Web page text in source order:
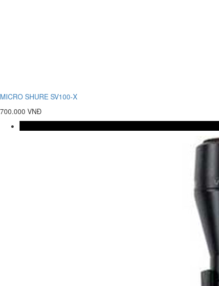
MICRO SHURE SV100-X
700.000 VNĐ